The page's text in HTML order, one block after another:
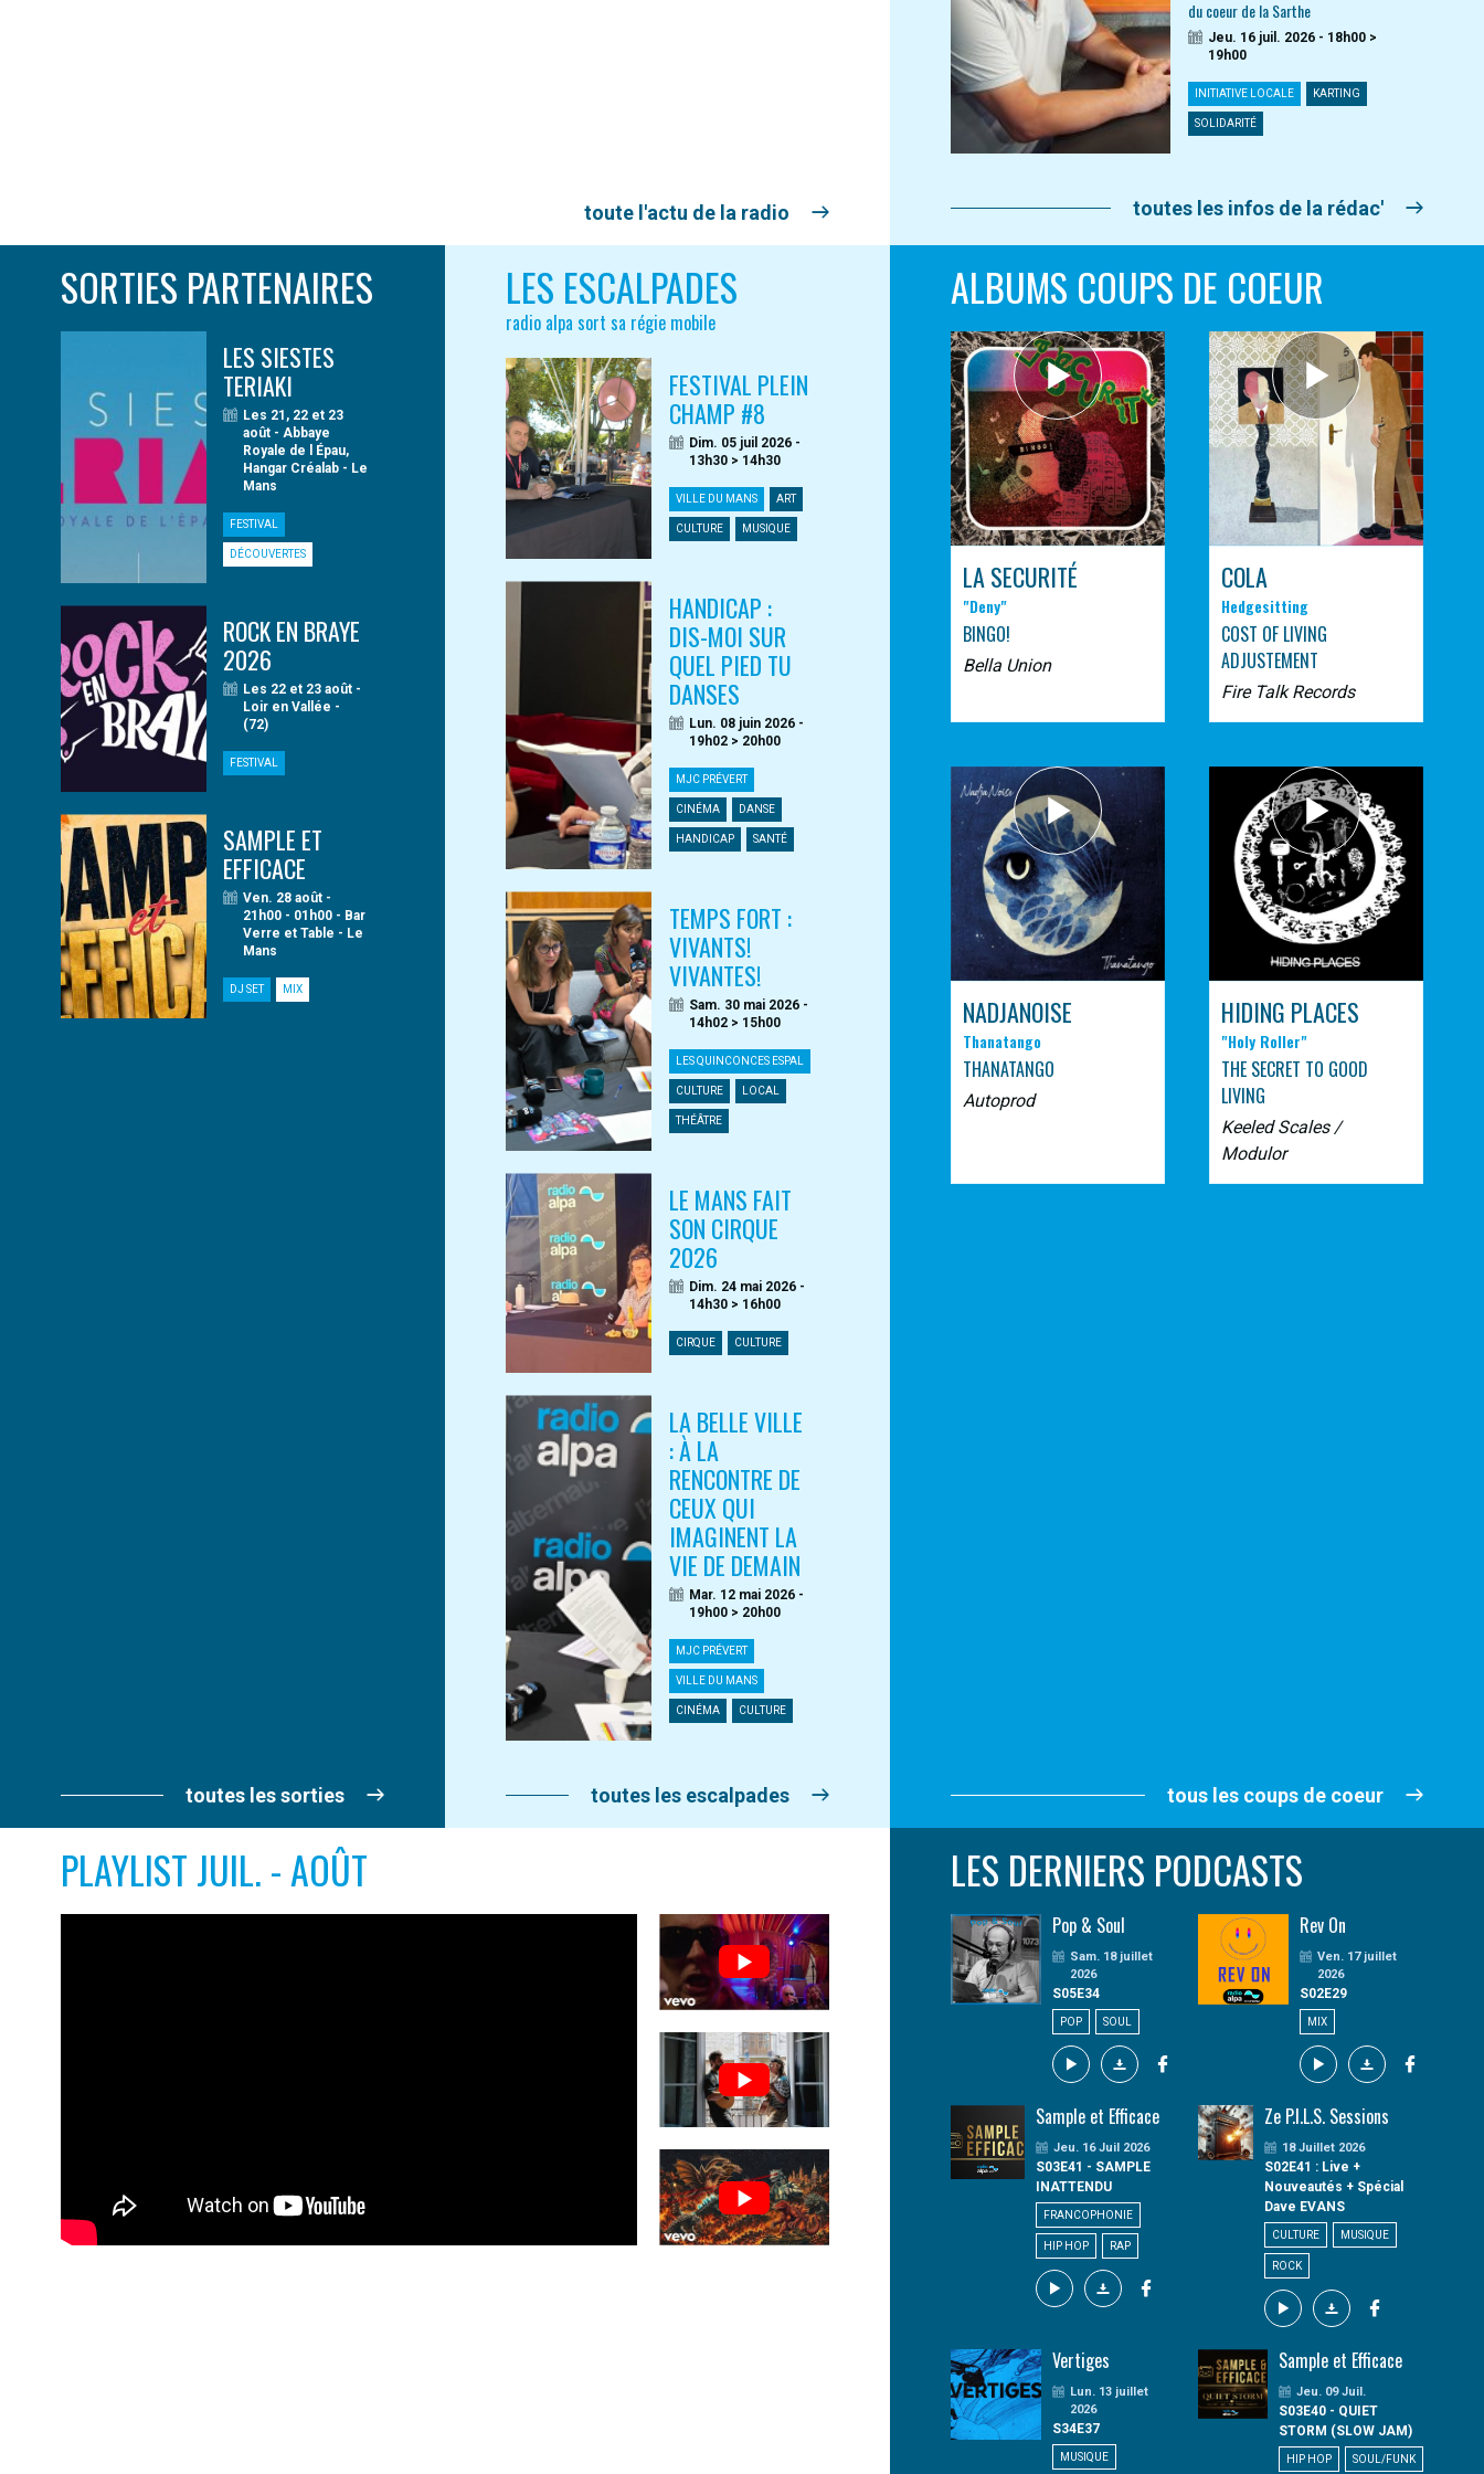
toute l'actu de la radio
du coeur de la Sarthe
Jeu. 16 juil. 2026 - 18h00 >
19h00
INITIATIVE LOCALE KARTING
SOLIDARITÉ
toutes les infos de la rédac'
SORTIES PARTENAIRES
LES SIESTES
TERIAKI
Les 21, 22 et 23
août - Abbaye
Royale de l Épau,
Hangar Créalab - Le
Mans
FESTIVAL
DÉCOUVERTES
ROCK EN BRAYE
2026
Les 22 et 23 août -
Loir en Vallée -
(72)
FESTIVAL
SAMPLE ET
EFFICACE
Ven. 28 août -
21h00 - 01h00 - Bar
Verre et Table - Le
Mans
DJ SET MIX
toutes les sorties
LES ESCALPADES
radio alpa sort sa régie mobile
FESTIVAL PLEIN
CHAMP #8
Dim. 05 juil 2026 -
13h30 > 14h30
VILLE DU MANS ART
CULTURE MUSIQUE
HANDICAP :
DIS-MOI SUR
QUEL PIED TU
DANSES
Lun. 08 juin 2026 -
19h02 > 20h00
MJC PRÉVERT
CINÉMA DANSE
HANDICAP SANTÉ
TEMPS FORT :
VIVANTS!
VIVANTES!
Sam. 30 mai 2026 -
14h02 > 15h00
LES QUINCONCES ESPAL
CULTURE LOCAL
THÉÂTRE
LE MANS FAIT
SON CIRQUE
2026
Dim. 24 mai 2026 -
14h30 > 16h00
CIRQUE CULTURE
LA BELLE VILLE
: À LA
RENCONTRE DE
CEUX QUI
IMAGINENT LA
VIE DE DEMAIN
Mar. 12 mai 2026 -
19h00 > 20h00
MJC PRÉVERT
VILLE DU MANS
CINÉMA CULTURE
toutes les escalpades
ALBUMS COUPS DE COEUR
LA SECURITÉ
"Deny"
BINGO!
Bella Union
COLA
Hedgesitting
COST OF LIVING
ADJUSTEMENT
Fire Talk Records
NADJANOISE
Thanatango
THANATANGO
Autoprod
HIDING PLACES
"Holy Roller"
THE SECRET TO GOOD
LIVING
Keeled Scales /
Modulor
tous les coups de coeur
PLAYLIST JUIL. - AOÛT LES DERNIERS PODCASTS
Pop & Soul
Sam. 18 juillet
2026
S05E34
POP SOUL
Rev On
Ven. 17 juillet
2026
S02E29
MIX
Sample et Efficace
Jeu. 16 Juil 2026
S03E41 - SAMPLE
INATTENDU
FRANCOPHONIE
HIP HOP RAP
Ze P.I.L.S. Sessions
18 Juillet 2026
S02E41 : Live +
Nouveautés + Spécial
Dave EVANS
CULTURE MUSIQUE
ROCK
Vertiges
Lun. 13 juillet
2026
S34E37
MUSIQUE
Sample et Efficace
Jeu. 09 Juil.
S03E40 - QUIET
STORM (SLOW JAM)
HIP HOP SOUL/FUNK